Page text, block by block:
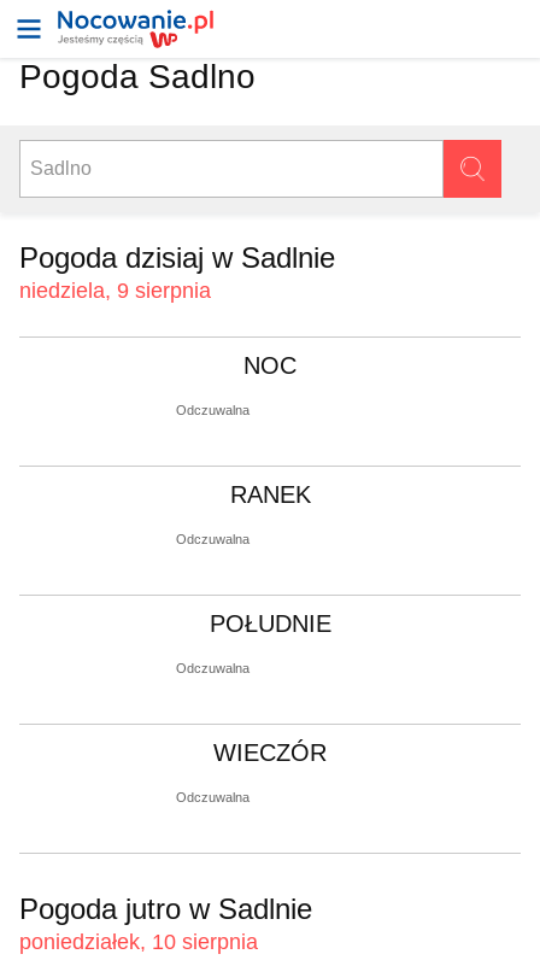
Pogoda Sadlno
Pogoda dzisiaj w Sadlnie
niedziela, 9 sierpnia
NOC
Odczuwalna
RANEK
Odczuwalna
POŁUDNIE
Odczuwalna
WIECZÓR
Odczuwalna
Pogoda jutro w Sadlnie
poniedziałek, 10 sierpnia